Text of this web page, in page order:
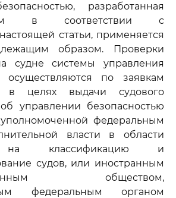
разработанная
в соответствии с
статьи, применяется
образом. Проверки
судне системы управления
осуществляются по заявкам
в целях выдачи судового
об управлении безопасностью
федеральным
власти в области
на классификацию и
судов, или иностранным
обществом,
федеральным органом